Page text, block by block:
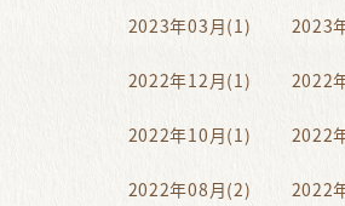
2023年03月(1) 2023
2022年12月(1) 2022
2022年10月(1) 2022
2022年08月(2) 2022